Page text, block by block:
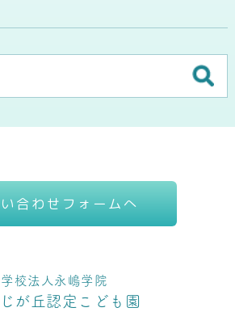
合わせフォームへ
学校法人永嶋学院
が丘認定こども園